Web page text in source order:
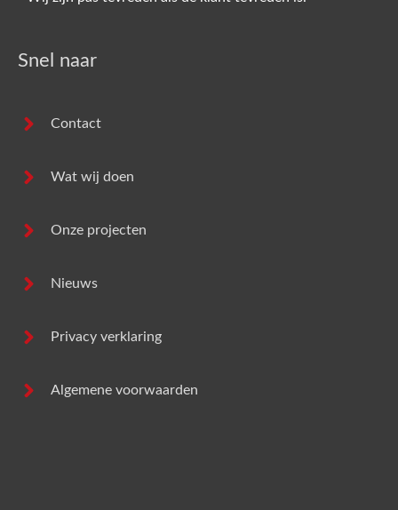
Snel naar
Contact
Wat wij doen
Onze projecten
Nieuws
Privacy verklaring
Algemene voorwaarden